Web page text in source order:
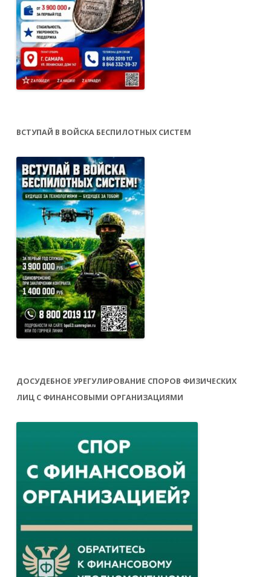
ВСТУПАЙ В ВОЙСКА БЕСПИЛОТНЫХ СИСТЕМ
ДОСУДЕБНОЕ УРЕГУЛИРОВАНИЕ СПОРОВ ФИЗИЧЕСКИХ
ЛИЦ С ФИНАНСОВЫМИ ОРГАНИЗАЦИЯМИ